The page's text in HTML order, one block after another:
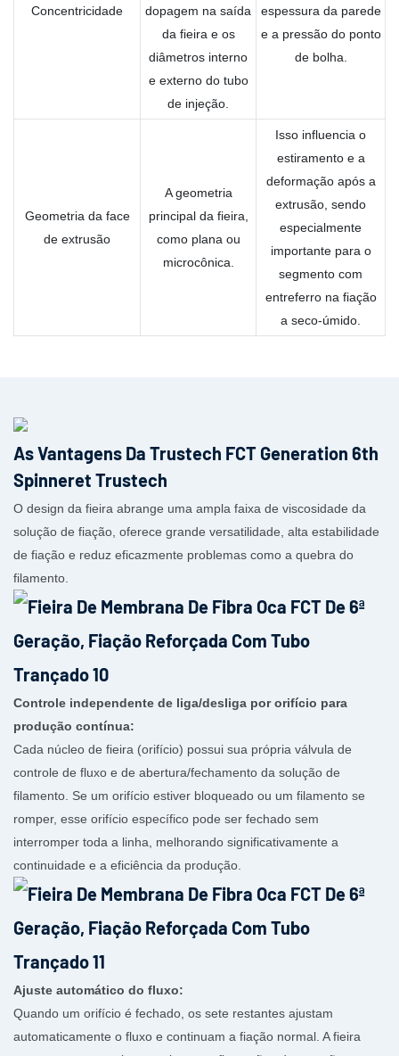
Concentricidade
dopagem na saída
da fieira e os
diâmetros interno
e externo do tubo
de injeção.
espessura da parede
e a pressão do ponto
de bolha.
Geometria da face
de extrusão
A geometria
principal da fieira,
como plana ou
microcônica.
Isso influencia o
estiramento e a
deformação após a
extrusão, sendo
especialmente
importante para o
segmento com
entreferro na fiação
a seco-úmido.
As Vantagens Da Trustech FCT Generation 6th
Spinneret Trustech
O design da fieira abrange uma ampla faixa de viscosidade da
solução de fiação, oferece grande versatilidade, alta estabilidade
de fiação e reduz eficazmente problemas como a quebra do
filamento.
Controle independente de liga/desliga por orifício para
produção contínua:
Cada núcleo de fieira (orifício) possui sua própria válvula de
controle de fluxo e de abertura/fechamento da solução de
filamento. Se um orifício estiver bloqueado ou um filamento se
romper, esse orifício específico pode ser fechado sem
interromper toda a linha, melhorando significativamente a
continuidade e a eficiência da produção.
Ajuste automático do fluxo:
Quando um orifício é fechado, os sete restantes ajustam
automaticamente o fluxo e continuam a fiação normal. A fieira